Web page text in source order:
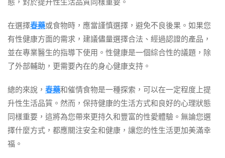
在選擇春藥或食物時，應當謹慎選擇，避免不良後果。如果您
有性健康方面的需求，建議儘量選擇合法、經過認證的產品，
並在專業醫生的指導下使用。性健康是一個綜合性的議題，除
了外部輔助，更需要內在的身心健康支持。
總的來說， 春藥和催情食物是一種探索，可以在一定程度上提
升性生活品質。然而，保持健康的生活方式和良好的心理狀態
同樣重要，這將為您帶來更持久和豐富的性愛體驗。無論您選
擇什麼方式，都應關注安全和健康，讓您的性生活更加美滿幸
福。